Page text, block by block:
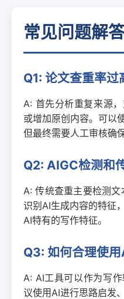
常见问题解
Q1: 论文查重率过
A: 首先分析重复来源
或增加原创内容。可以
但最终需要人工审核确
Q2: AIGC检测和
A: 传统查重主要检测
识别AI生成内容的特征
AI特有的写作特征。
Q3: 如何合理使用
A: AI工具可以作为写
议使用AI进行思路启发